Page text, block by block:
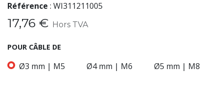
Référence : WI311211005
17,76 € Hors TVA
POUR CÂBLE DE
Ø3 mm | M5 Ø4 mm | M6 Ø5 mm | M8